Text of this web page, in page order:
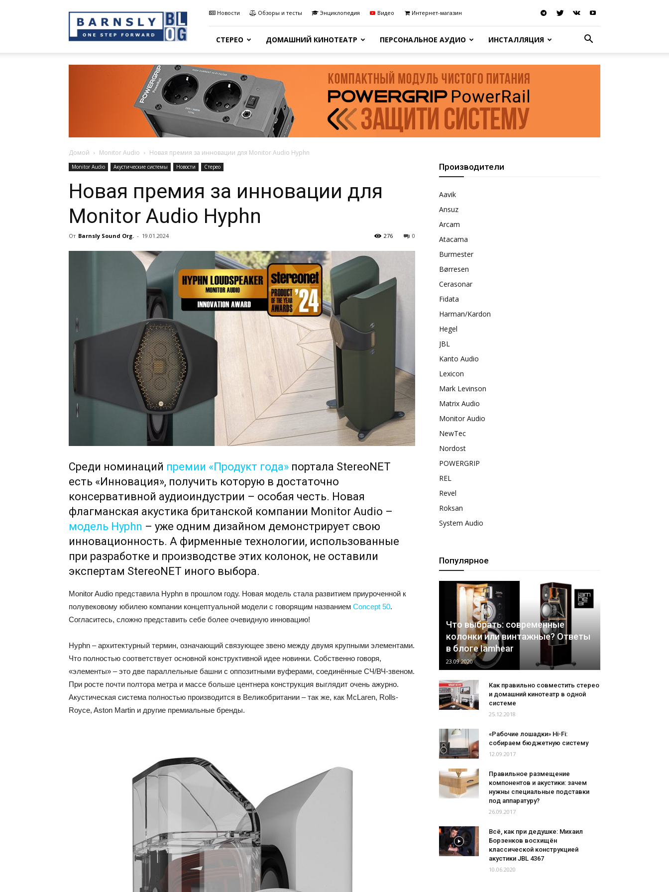
Sound
Blog
Новости Обзоры и тесты Энциклопедия Видео Интернет-магазин
СТЕРЕО ДОМАШНИЙ КИНОТЕАТР ПЕРСОНАЛЬНОЕ АУДИО ИНСТАЛЛЯЦИЯ
Домой Monitor Audio Новая премия за инновации для Monitor Audio Hyphn
Monitor Audio Акустические системы Новости Стерео
Новая премия за инновации для
Monitor Audio Hyphn
От Barnsly Sound Org. - 19.01.2024 0
276
Среди номинаций премии «Продукт года» портала StereoNET
есть «Инновация», получить которую в достаточно
консервативной аудиоиндустрии – особая честь. Новая
флагманская акустика британской компании Monitor Audio –
модель Hyphn – уже одним дизайном демонстрирует свою
инновационность. А фирменные технологии, использованные
при разработке и производстве этих колонок, не оставили
экспертам StereoNET иного выбора.
Monitor Audio представила Hyphn в прошлом году. Новая модель стала развитием приуроченной к
полувековому юбилею компании концептуальной модели с говорящим названием Concept 50.
Согласитесь, сложно представить себе более очевидную инновацию!
Hyphn – архитектурный термин, означающий связующее звено между двумя крупными элементами.
Что полностью соответствует основной конструктивной идее новинки. Собственно говоря,
«элементы» – это две параллельные башни с оппозитными вуферами, соединённые СЧ/ВЧ-звеном.
При росте почти полтора метра и массе больше центнера конструкция выглядит очень ажурно.
Акустическая система полностью производится в Великобритании – так же, как McLaren, Rolls-
Royce, Aston Martin и другие премиальные бренды.
Производители
Aavik
Ansuz
Arcam
Atacama
Burmester
Børresen
Cerasonar
Fidata
Harman/Kardon
Hegel
JBL
Kanto Audio
Lexicon
Mark Levinson
Matrix Audio
Monitor Audio
NewTec
Nordost
POWERGRIP
REL
Revel
Roksan
System Audio
Популярное
Что выбрать: современные
колонки или винтажные? Ответы
в блоге Iamhear
23.09.2020
Как правильно совместить стерео
и домашний кинотеатр в одной
системе
25.12.2018
«Рабочие лошадки» Hi-Fi:
собираем бюджетную систему
12.09.2017
Правильное размещение
компонентов и акустики: зачем
нужны специальные подставки
под аппаратуру?
26.09.2017
Всё, как при дедушке: Михаил
Борзенков восхищён
классической конструкцией
акустики JBL 4367
10.06.2020